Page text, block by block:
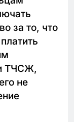
за то, что
ТЧСЖ,
не